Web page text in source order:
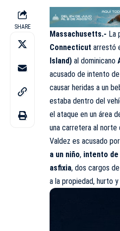
SHARE
Massachusetts.- La
Connecticut arrestó
Island) al dominicano
acusado de intento
causar heridas a un
estaba dentro del
el ataque en un área
una carretera al norte
Valdez es acusado
a un niño, intento
asfixia, dos cargos
a la propiedad, hurto